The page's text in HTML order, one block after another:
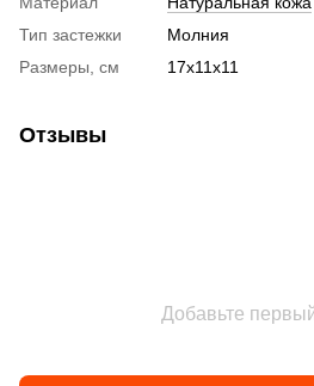
Тип застежки
Молния
Размеры, см
17х11х11
Отзывы
Добавьте